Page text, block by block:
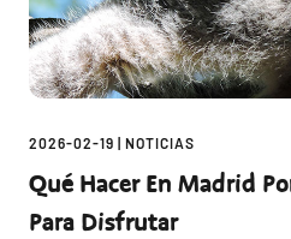
2026-02-19 | NOTICIAS
Qué Hacer En Madrid
Para Disfrutar